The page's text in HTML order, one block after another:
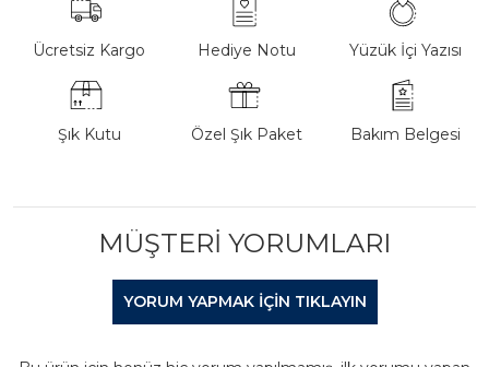
Ücretsiz Kargo Hediye Notu Yüzük İçi Yazısı
Şık Kutu Özel Şık Paket Bakım Belgesi
MÜŞTERI YORUMLARI
YORUM YAPMAK IÇIN TIKLAYIN